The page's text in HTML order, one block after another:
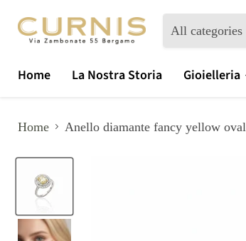
All categories
Home La Nostra Storia Gioielleria
Home Anello diamante fancy yellow oval